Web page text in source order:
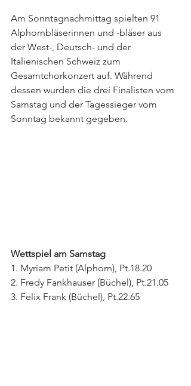
Am Sonntagnachmittag spielten 91
Alphornbläserinnen und -bläser aus
der West-, Deutsch- und der
Italienischen Schweiz zum
Gesamtchorkonzert auf. Während
dessen wurden die drei Finalisten vom
Samstag und der Tagessieger vom
Sonntag bekannt gegeben.
Wettspiel am Samstag
1. Myriam Petit (Alphorn), Pt.18.20
2. Fredy Fankhauser (Büchel), Pt.21.05
3. Felix Frank (Büchel), Pt.22.65